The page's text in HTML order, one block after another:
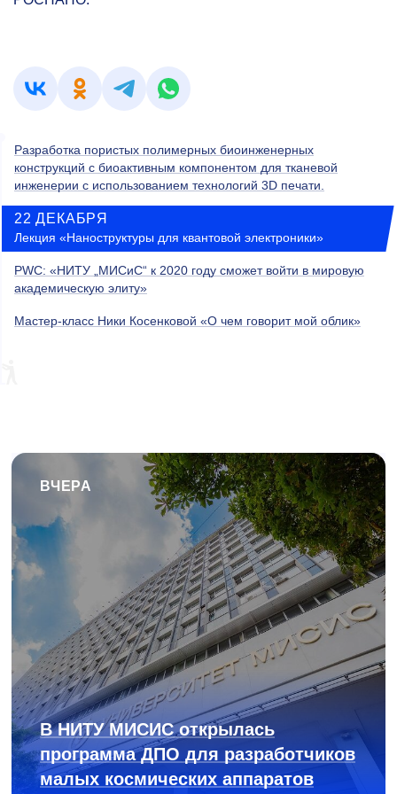
Разработка пористых полимерных биоинженерных
конструкций с биоактивным компонентом для тканевой
инженерии с использованием технологий 3D печати.
22 ДЕКАБРЯ
Лекция «Наноструктуры для квантовой электроники»
PWC: «НИТУ „МИСиС“ к 2020 году сможет войти в мировую
академическую элиту»
Мастер-класс Ники Косенковой «О чем говорит мой облик»
ВЧЕРА
В НИТУ МИСИС открылась
программа ДПО для разработчиков
малых космических аппаратов